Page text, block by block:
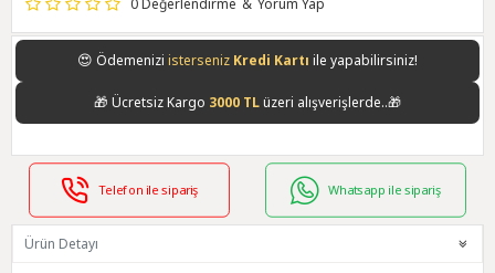
0 Değerlendirme & Yorum Yap
😍 Ödemenizi istersenizKredi Kartı ile yapabilirsiniz!
🎁 Ücretsiz Kargo 3000 TLüzeri alışverişlerde..🎁
Telefon ile sipariş Whatsapp ile sipariş
Ürün Detayı